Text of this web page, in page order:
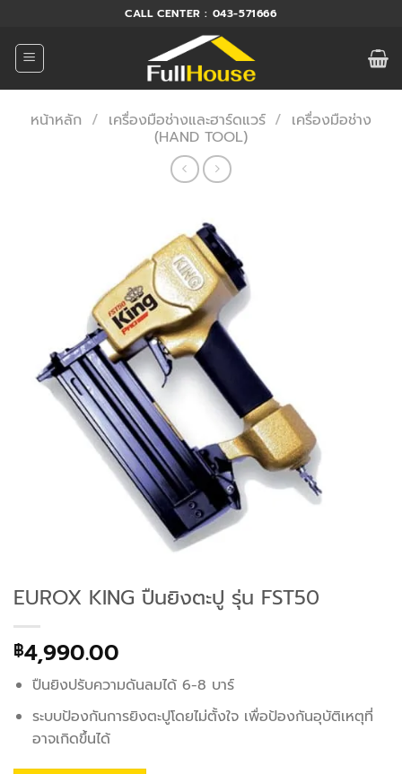
ยัง
เนื้อหา
CALL CENTER : 043-571666
หน้าหลัก / เครื่องมือช่างและฮาร์ดแวร์ / เครื่องมือช่าง
(HAND TOOL)
EUROX KING ปืนยิงตะปู รุ่น FST50
฿4,990.00
ปืนยิงปรับความดันลมได้ 6-8 บาร์
ระบบป้องกันการยิงตะปูโดยไม่ตั้งใจ เพื่อป้องกันอุบัติเหตุที่
อาจเกิดขึ้นได้